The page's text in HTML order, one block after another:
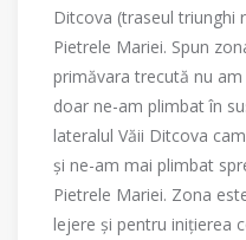
Ditcova (traseul triunghi
Pietrele Mariei. Spun
primăvara trecută nu
doar ne-am plimbat în
lateralul Văii Ditcova
și ne-am mai plimbat
Pietrele Mariei. Zona
lejere și pentru inițierea